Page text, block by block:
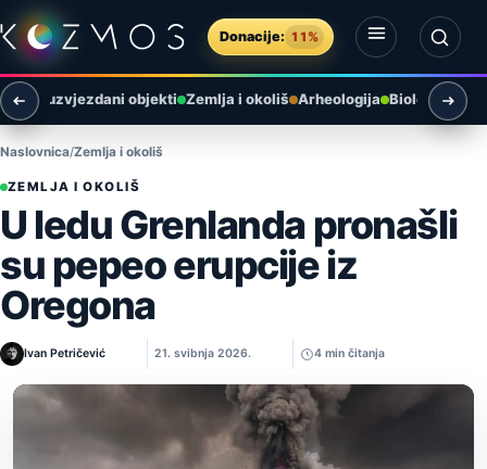
Preskoči na sadržaj
Donacije: 11%
Otvori izbornik
Otvori pretragu
Međuzvjezdani objekti Zemlja i okoliš Arheologija Biologija
Naslovnica Zemlja i okoliš
ZEMLJA I OKOLIŠ
U ledu Grenlanda pronašli
su pepeo erupcije iz
Oregona
Ivan Petričević 21. svibnja 2026. 4 min čitanja